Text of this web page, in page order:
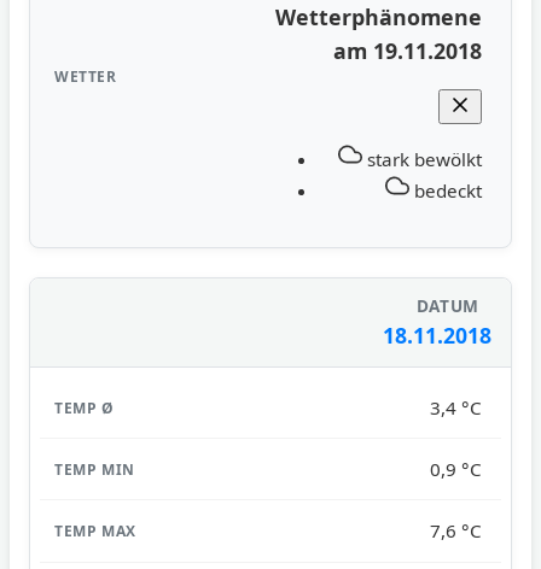
Wetterphänomene
am 19.11.2018
stark bewölkt
bedeckt
18.11.2018
3,4 °C
0,9 °C
7,6 °C